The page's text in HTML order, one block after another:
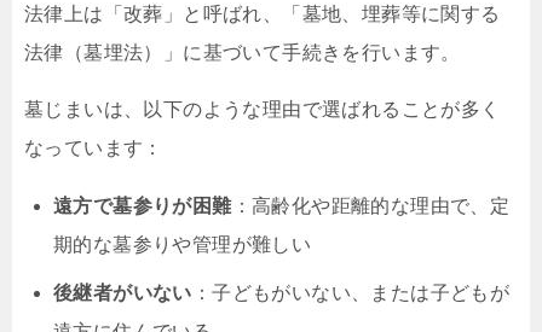
法律上は「改葬」と呼ばれ、「墓地、埋葬等に関する
法律（墓埋法）」に基づいて手続きを行います。
墓じまいは、以下のような理由で選ばれることが多く
なっています：
遠方で墓参りが困難：高齢化や距離的な理由で、定
期的な墓参りや管理が難しい
後継者がいない ：子どもがいない、または子どもが